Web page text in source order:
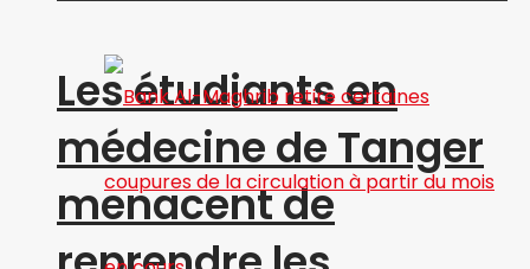
Les étudiants en
médecine de Tanger
menacent de